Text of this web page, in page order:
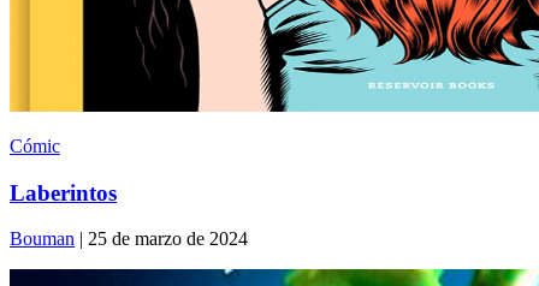
Cómic
Laberintos
Bouman | 25 de marzo de 2024